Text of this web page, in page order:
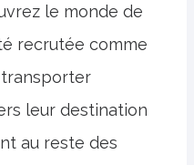
le monde de
recrutée comme
transporter
leur destination
au reste des